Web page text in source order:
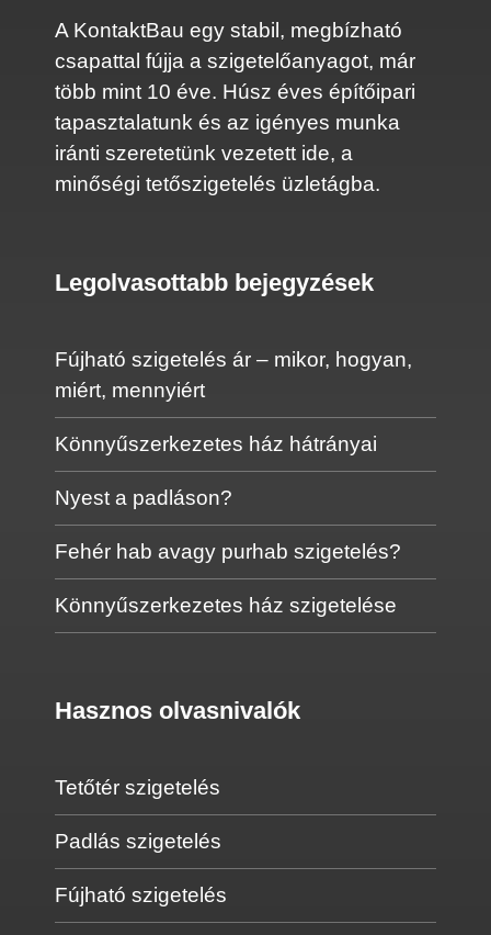
A KontaktBau egy stabil, megbízható
csapattal fújja a szigetelőanyagot, már
több mint 10 éve. Húsz éves építőipari
tapasztalatunk és az igényes munka
iránti szeretetünk vezetett ide, a
minőségi tetőszigetelés üzletágba.
Legolvasottabb bejegyzések
Fújható szigetelés ár – mikor, hogyan,
miért, mennyiért
Könnyűszerkezetes ház hátrányai
Nyest a padláson?
Fehér hab avagy purhab szigetelés?
Könnyűszerkezetes ház szigetelése
Hasznos olvasnivalók
Tetőtér szigetelés
Padlás szigetelés
Fújható szigetelés